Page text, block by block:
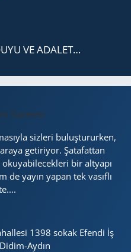
VE ADA­LET…
sizleri buluştururken,
getiriyor. Şatafattan
okuyabilecekleri bir altyapı
yayın yapan tek vasıflı
1398 sokak Efendi İş
Aydın